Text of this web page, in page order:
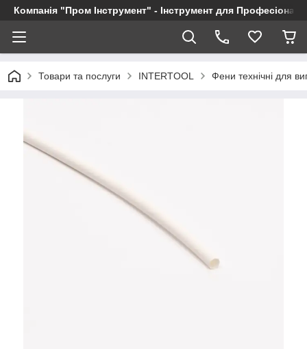
Компанія "Пром Інструмент" - Інструмент для
Товари та послуги INTERTOOL Фени технічні для